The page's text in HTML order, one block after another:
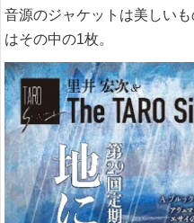
音源のジャケットは美しい
はその中の1枚。